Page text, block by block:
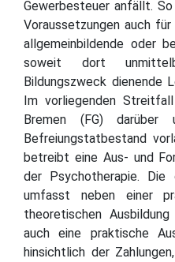
Gewerbesteuer anfällt.
Voraussetzungen auch
allgemeinbildende oder
soweit dort
Bildungszweck dienende
Im vorliegenden
Bremen (FG)
Befreiungstatbestand
betreibt eine Aus- und
der Psychotherapie. Die
umfasst neben einer
theoretischen
auch eine praktische
hinsichtlich der